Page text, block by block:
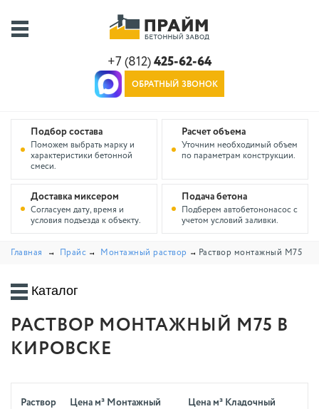
+7 (812) 425-62-64
ОБРАТНЫЙ ЗВОНОК
Подбор состава
Поможем выбрать марку и
характеристики бетонной
смеси.
Расчет объема
Уточним необходимый объем
по параметрам конструкции.
Доставка миксером
Согласуем дату, время и
условия подъезда к объекту.
Подача бетона
Подберем автобетононасос с
учетом условий заливки.
Главная Прайс Монтажный раствор Раствор монтажный М75
Каталог
РАСТВОР МОНТАЖНЫЙ М75 В
КИРОВСКЕ
Раствор Цена м³ Монтажный Цена м³ Кладочный